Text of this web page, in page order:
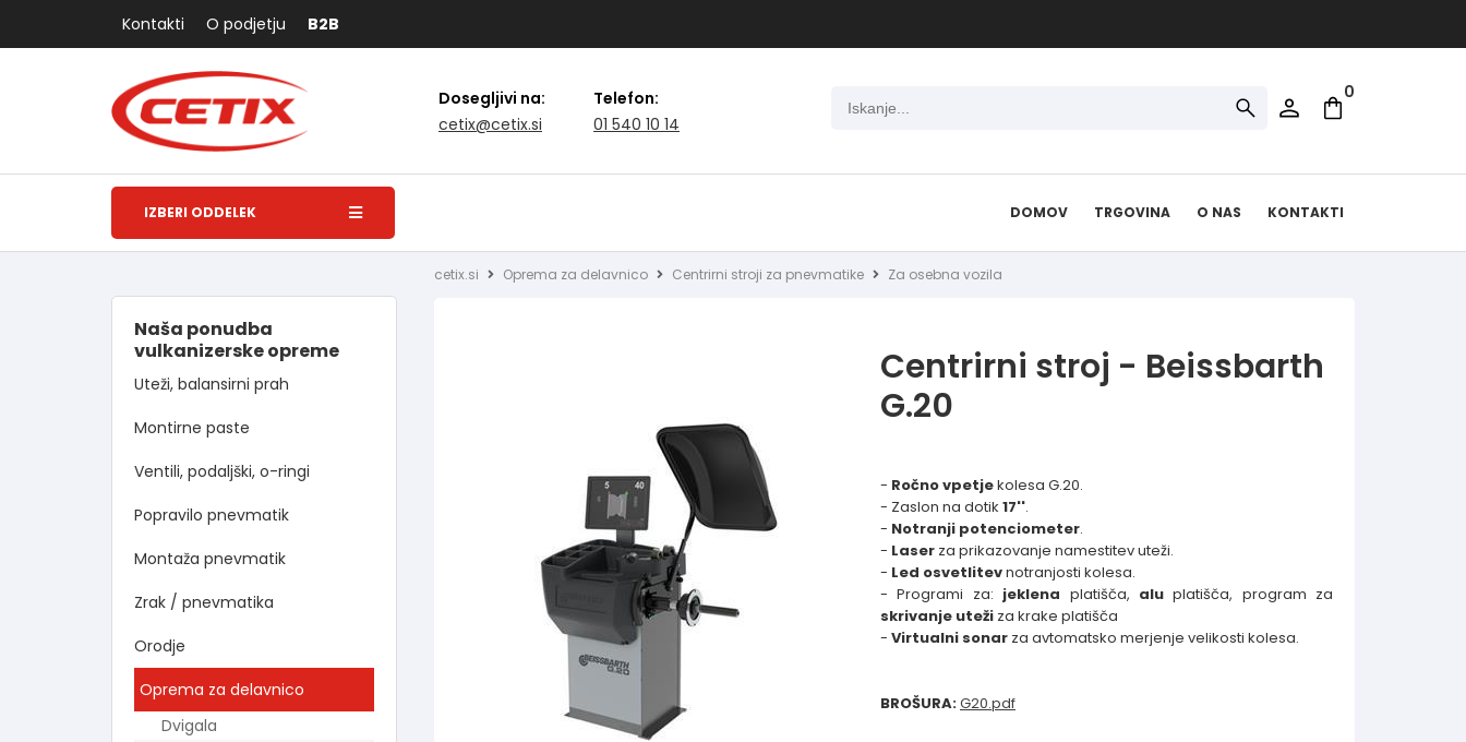
Kontakti O podjetju B2B
Dosegljivi na:
cetix
cetix.si
Telefon:
01 540 10 14
0
IZBERI ODDELEK DOMOV TRGOVINA O NAS KONTAKTI
Naša ponudba
vulkanizerske opreme
Uteži, balansirni prah
Montirne paste
Ventili, podaljški, o-ringi
Popravilo pnevmatik
Montaža pnevmatik
Zrak / pnevmatika
Orodje
Oprema za delavnico
Dvigala
cetix.si Oprema za delavnico Centrirni stroji za pnevmatike Za osebna vozila
Centrirni stroj - Beissbarth
G.20
- Ročno vpetjekolesa G.20.
- Zaslon na dotik 17''.
- Notranji potenciometer.
- Laser za prikazovanje namestitev uteži.
- Led osvetlitevnotranjosti kolesa.
- Programi za: jeklena platišča, aluplatišča, program za
skrivanje uteži za krake platišča
- Virtualni sonar za avtomatsko merjenje velikosti kolesa.
BROŠURA:G20.pdf